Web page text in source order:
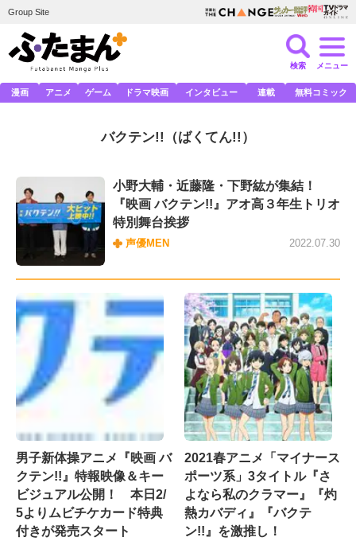
Group Site
検索 メニュー
漫画 アニメ ゲーム ドラマ映画 インタビュー 連載 無料コミック
バクテン!! （ばくてん!!）
小野大輔・近藤隆・下野紘が集結！
『映画 バクテン!!』アオ高３年生トリオ
特別舞台挨拶
声優MEN 2022.07.30
男子新体操アニメ『映画 バ
クテン!!』特報映像＆キー
ビジュアル公開！ 本日2/
5よりムビチケカード特典
付きが発売スタート
2021春アニメ「マイナース
ポーツ系」3タイトル『さ
よなら私のクラマー』『灼
熱カバディ』『バクテ
ン!!』を激推し！